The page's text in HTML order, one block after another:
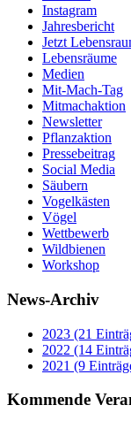
Instagram
Jahresbericht
Jetzt
Lebensräume
Medien
Mit-Mach-Tag
Mitmachaktion
Newsletter
Pflanzaktion
Pressebeitrag
Social Media
Säubern
Vogelkästen
Vögel
Wettbewerb
Wildbienen
Workshop
News-Archiv
2023 (21
2022 (14
2021 (9
Kommende